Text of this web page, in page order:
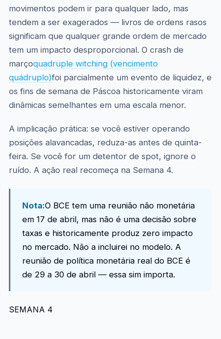
movimentos podem ir para qualquer lado, mas
tendem a ser exagerados — livros de ordens rasos
significam que qualquer grande ordem de mercado
tem um impacto desproporcional. O crash de
marçoquadruple witching (vencimento
quádruplo)foi parcialmente um evento de liquidez, e
os fins de semana de Páscoa historicamente viram
dinâmicas semelhantes em uma escala menor.
A implicação prática: se você estiver operando
posições alavancadas, reduza-as antes de quinta-
feira. Se você for um detentor de spot, ignore o
ruído. A ação real recomeça na Semana 4.
Nota:O BCE tem uma reunião não monetária
em 17 de abril, mas não é uma decisão sobre
taxas e historicamente produz zero impacto
no mercado. Não a incluirei no modelo. A
reunião de política monetária real do BCE é
de 29 a 30 de abril — essa sim importa.
SEMANA 4